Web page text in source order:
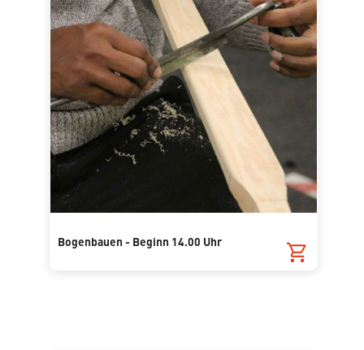
Bogenbauen - Beginn 14.00 Uhr